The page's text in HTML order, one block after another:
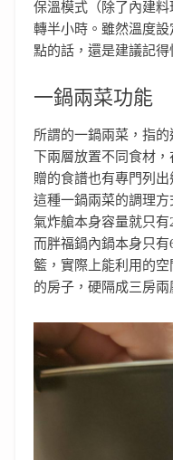
保溫模式（除了內建
轉半小時。雖然溫度
點的話，還是建議記得
一鍋兩菜功能
所謂的一鍋兩菜，指
下兩層放置不同食材
贈的食譜也有專門列
這種一鍋兩菜的調理
氣炸艙本身容量就只有
而胖福鍋內鍋本身只
籃，實際上能利用的
的房子，硬隔成三房兩